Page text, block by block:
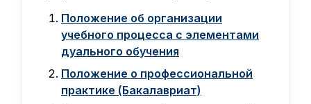
Положение об организации
учебного процесса с элементами
дуального обучения
Положение о профессиональной
практике (Бакалавриат)